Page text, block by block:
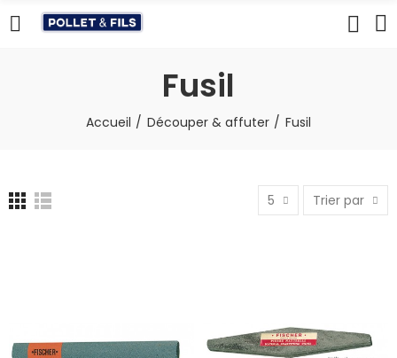
Fusil
Accueil Découper & affuter Fusil
5 Trier par